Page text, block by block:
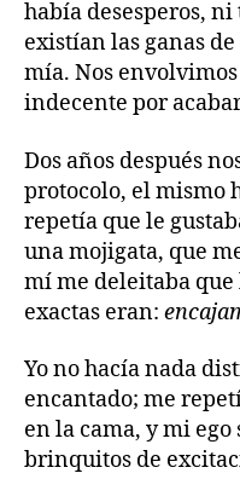
había desesperos,
existían las ganas
mía. Nos
indecente por
Dos años después
protocolo, el mismo
repetía que le
una mojigata, que
mí me deleitaba
exactas eran:
Yo no hacía nada
encantado; me
en la cama, y mi
brinquitos de